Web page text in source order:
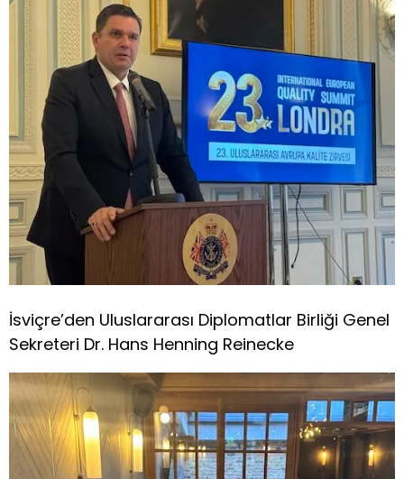
İsviçre’den Uluslararası Diplomatlar Birliği Genel
Sekreteri Dr. Hans Henning Reinecke